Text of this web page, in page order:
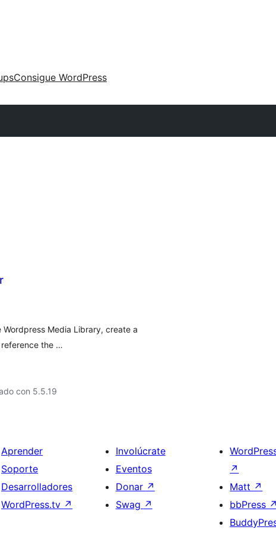
Consigue WordPress
Media Library, create a
the …
con 5.5.19
Aprender
Soporte
Desarrolladores
WordPress.tv ↗
Involúcrate
Eventos
Donar ↗
Swag ↗
↗
Matt ↗
bbPress ↗